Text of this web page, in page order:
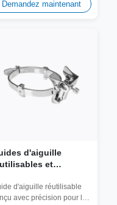
Demandez maintenant
d'aiguille
et
372 pour sonde
VC6-2
d'aiguille réutilisable
avec précision pour les